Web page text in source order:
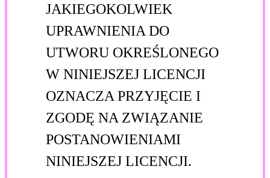
JAKIEGOKOLWIEK
UPRAWNIENIA DO
UTWORU OKREŚLONEGO
W NINIEJSZEJ LICENCJI
OZNACZA PRZYJĘCIE I
ZGODĘ NA ZWIĄZANIE
POSTANOWIENIAMI
NINIEJSZEJ LICENCJI.